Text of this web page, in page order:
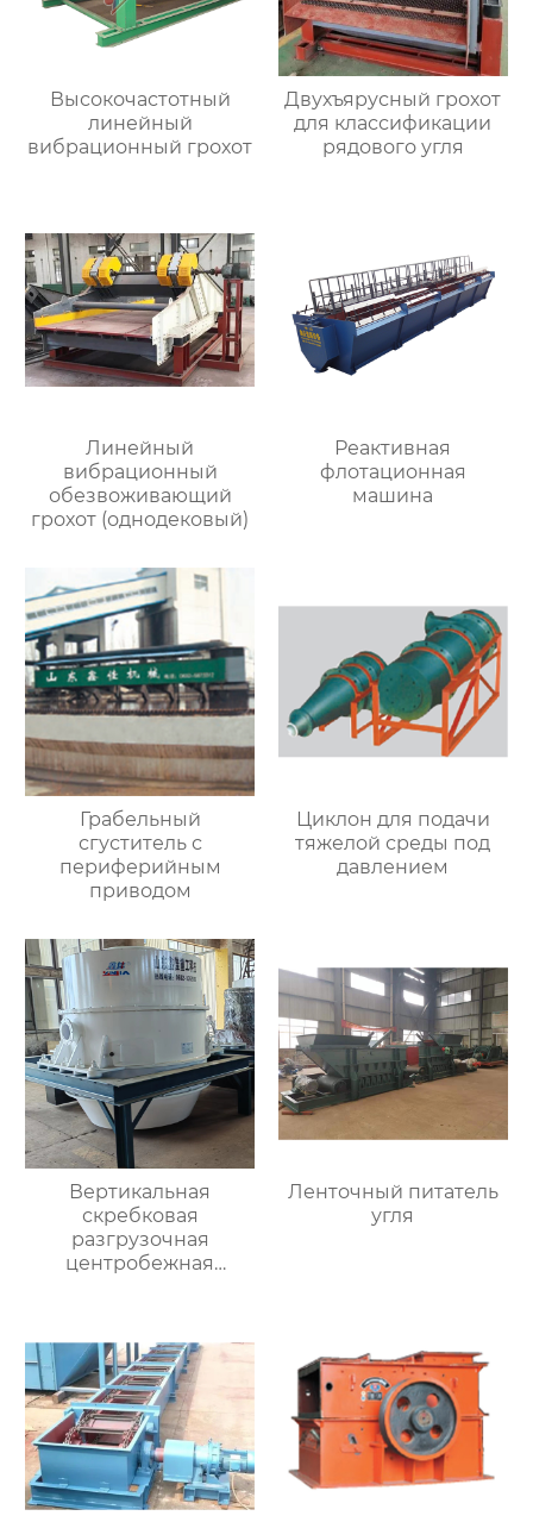
Высокочастотный
линейный
вибрационный грохот
Двухъярусный грохот
для классификации
рядового угля
Линейный
вибрационный
обезвоживающий
грохот (однодековый)
Реактивная
флотационная
машина
Грабельный
сгуститель с
периферийным
приводом
Циклон для подачи
тяжелой среды под
давлением
Вертикальная
скребковая
разгрузочная
центробежная
Ленточный питатель
угля